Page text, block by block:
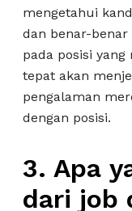
mengetahui
dan benar-benar
pada posisi
tepat akan
pengalaman
dengan posisi.
3. Apa
dari job